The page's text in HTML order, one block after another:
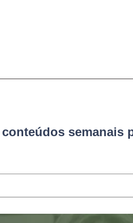
semanais